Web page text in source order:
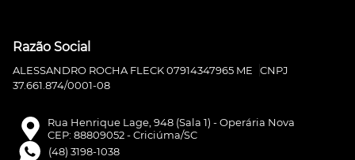
Razão Social
ALESSANDRO ROCHA FLECK 07914347965 ME
CNPJ
37.661.874/0001-08
Rua Henrique Lage, 948 (Sala 1) - Operária Nova
CEP: 88809052 - Criciúma/SC
(48) 3198-1038